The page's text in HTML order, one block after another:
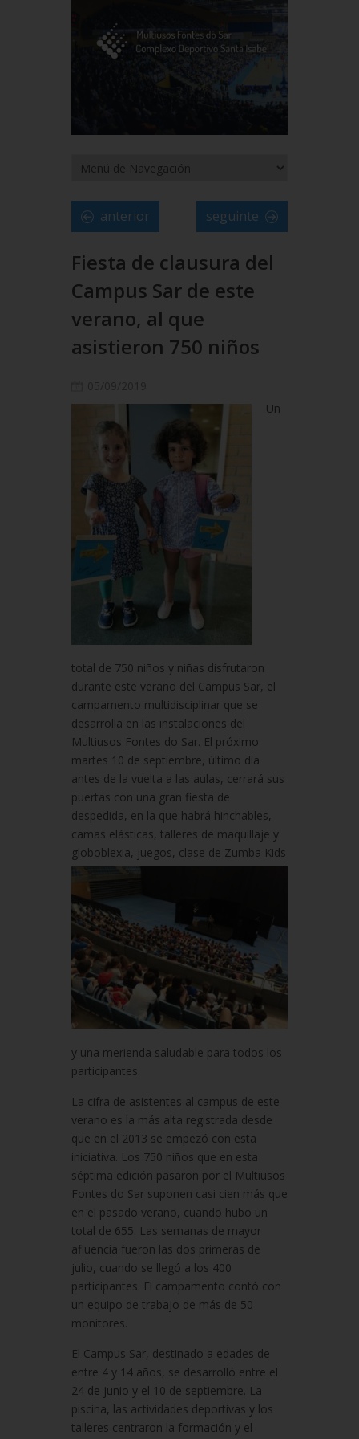
anterior seguinte
Fiesta de clausura del
Campus Sar de este
verano, al que
asistieron 750 niños
Un
total de 750 niños y niñas disfrutaron
durante este verano del Campus Sar, el
campamento multidisciplinar que se
desarrolla en las instalaciones del
Multiusos Fontes do Sar. El próximo
martes 10 de septiembre, último día
antes de la vuelta a las aulas, cerrará sus
puertas con una gran fiesta de
despedida, en la que habrá hinchables,
camas elásticas, talleres de maquillaje y
globoblexia, juegos, clase de Zumba Kids
y una merienda saludable para todos los
participantes.
La cifra de asistentes al campus de este
verano es la más alta registrada desde
que en el 2013 se empezó con esta
iniciativa. Los 750 niños que en esta
séptima edición pasaron por el Multiusos
Fontes do Sar suponen casi cien más que
en el pasado verano, cuando hubo un
total de 655. Las semanas de mayor
afluencia fueron las dos primeras de
julio, cuando se llegó a los 400
participantes. El campamento contó con
un equipo de trabajo de más de 50
monitores.
El Campus Sar, destinado a edades de
entre 4 y 14 años, se desarrolló entre el
24 de junio y el 10 de septiembre. La
piscina, las actividades deportivas y los
talleres centraron la formación y el